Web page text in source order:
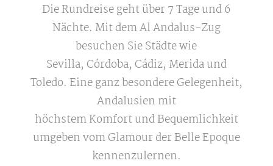
Die Rundreise geht über 7 Tage und 6
Nächte. Mit dem Al Andalus-Zug
besuchen Sie Städte wie
Sevilla, Córdoba, Cádiz, Merida und
Toledo. Eine ganz besondere Gelegenheit,
Andalusien mit
höchstem Komfort und Bequemlichkeit
umgeben vom Glamour der Belle Epoque
kennenzulernen.